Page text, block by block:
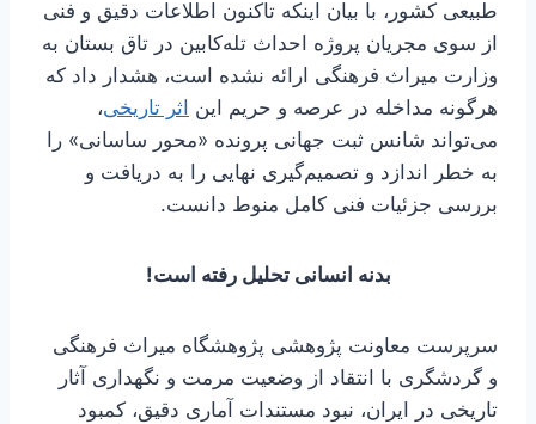
طبیعی کشور، با بیان اینکه تاکنون اطلاعات دقیق و فنی
از سوی مجریان پروژه احداث تله‌کابین در تاق بستان به
وزارت میراث فرهنگی ارائه نشده است، هشدار داد که
هرگونه مداخله در عرصه و حریم این اثر تاریخی،
می‌تواند شانس ثبت جهانی پرونده «محور ساسانی» را
به خطر اندازد و تصمیم‌گیری نهایی را به دریافت و
بررسی جزئیات فنی کامل منوط دانست.
بدنه انسانی تحلیل رفته است!
سرپرست معاونت پژوهشی پژوهشگاه میراث‌ فرهنگی
و گردشگری با انتقاد از وضعیت مرمت و نگهداری آثار
تاریخی در ایران، نبود مستندات آماری دقیق، کمبود